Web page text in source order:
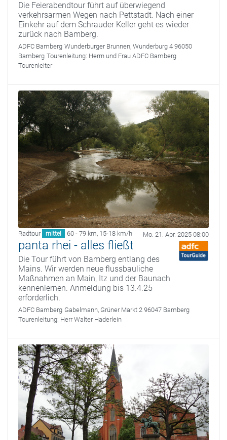
Die Feierabendtour führt auf überwiegend
verkehrsarmen Wegen nach Pettstadt. Nach einer
Einkehr auf dem Schrauder Keller geht es wieder
zurück nach Bamberg.
ADFC Bamberg Wunderburger Brunnen, Wunderburg 4 96050
Bamberg Tourenleitung: Herrn und Frau ADFC Bamberg
Tourenleiter
Radtour mittel 60 - 79 km, 15-18 km/h Mo. 21. Apr. 2025 08:00
panta rhei - alles fließt
Die Tour führt von Bamberg entlang des
Mains. Wir werden neue flussbauliche
Maßnahmen an Main, Itz und der Baunach
kennenlernen. Anmeldung bis 13.4.25
erforderlich.
ADFC Bamberg Gabelmann, Grüner Markt 2 96047 Bamberg
Tourenleitung: Herr Walter Haderlein